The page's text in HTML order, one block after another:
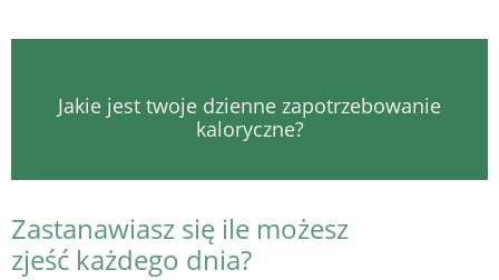
Jakie jest twoje dzienne zapotrzebowanie
kaloryczne?
Zastanawiasz się ile możesz
zjeść każdego dnia?